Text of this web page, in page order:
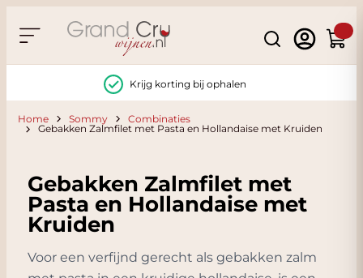
Search
Krijg korting bij ophalen
Home Sommy
Combinaties
Gebakken Zalmfilet met Pasta en Hollandaise met Kruiden
Gebakken Zalmfilet met
Pasta en Hollandaise met
Kruiden
Voor een verfijnd gerecht als gebakken zalm